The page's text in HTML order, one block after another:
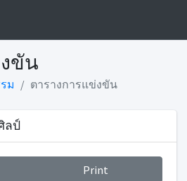
ขัน
ม ตารางการแข่งขัน
ลป์
Print